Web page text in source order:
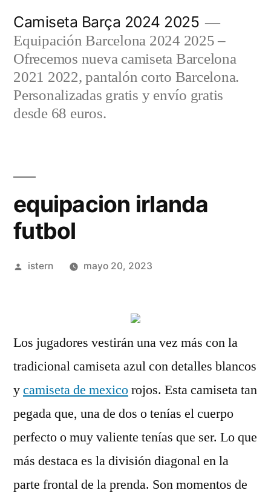
contenido
Camiseta Barça 2024 2025
Equipación Barcelona 2024 2025 –
Ofrecemos nueva camiseta Barcelona
2021 2022, pantalón corto Barcelona.
Personalizadas gratis y envío gratis
desde 68 euros.
equipacion irlanda
futbol
Publicado
istern mayo 20, 2023
Los jugadores vestirán una vez más con la
tradicional camiseta azul con detalles blancos
ycamiseta de mexicorojos. Esta camiseta tan
pegada que, una de dos o tenías el cuerpo
perfecto o muy valiente tenías que ser. Lo que
más destaca es la división diagonal en la
parte frontal de la prenda. Son momentos de